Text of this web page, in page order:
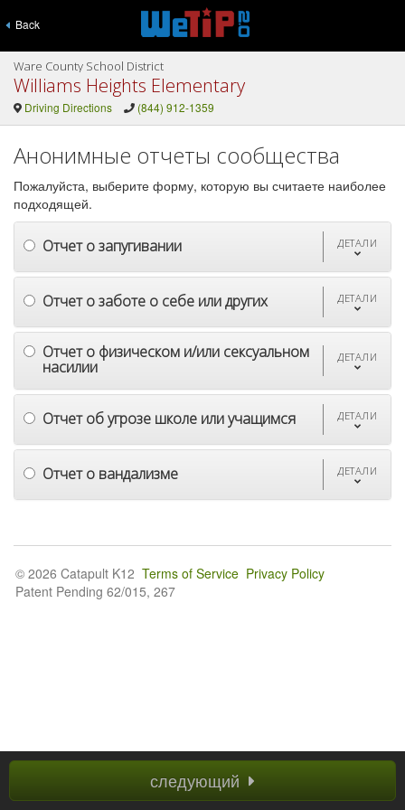
Back
Ware County School District
Williams Heights Elementary
Driving Directions (844) 912-1359
Анонимные отчеты сообщества
Пожалуйста, выберите форму, которую вы считаете наиболее
подходящей.
Отчет о запугивании ДЕТАЛИ
Отчет о заботе о себе или других ДЕТАЛИ
Отчет о физическом и/или сексуальном
насилии
ДЕТАЛИ
Отчет об угрозе школе или учащимся ДЕТАЛИ
Отчет о вандализме ДЕТАЛИ
следующий
© 2026 Catapult K12 Terms of Service Privacy Policy
Patent Pending 62/015, 267